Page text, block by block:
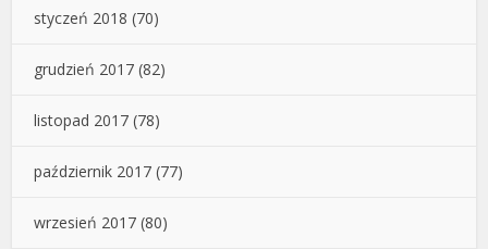
styczeń 2018 (70)
grudzień 2017 (82)
listopad 2017 (78)
październik 2017 (77)
wrzesień 2017 (80)